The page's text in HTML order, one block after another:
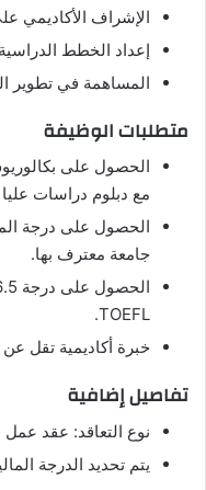
الإشراف الأكاديمي
إعداد الخطط الدراسية
المساهمة في تطوير
متطلبات الوظيفة
الحصول على
مع دبلوم دراسات عليا
الحصول على درجة
جامعة معترف بها.
TOEFL.
خبرة أكاديمية تقل عن 3 سنوات بعد آخر مؤهل علمي.
تفاصيل إضافية
نوع التعاقد: عقد
يتم تحديد الدرجة